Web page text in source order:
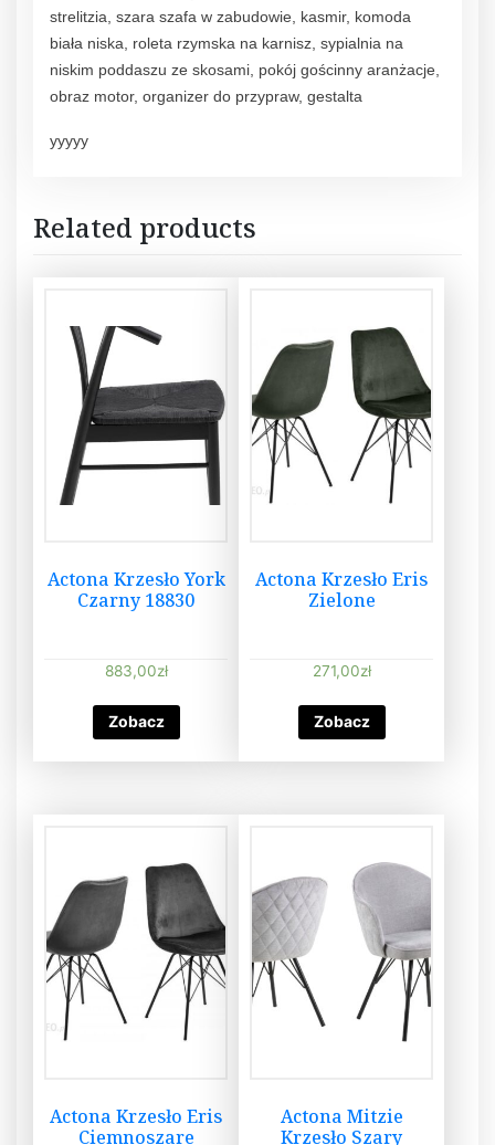
strelitzia, szara szafa w zabudowie, kasmir, komoda
biała niska, roleta rzymska na karnisz, sypialnia na
niskim poddaszu ze skosami, pokój gościnny aranżacje,
obraz motor, organizer do przypraw, gestalta
yyyyy
Related products
Actona Krzesło York
Czarny 18830
883,00zł
Zobacz
Actona Krzesło Eris
Zielone
271,00zł
Zobacz
Actona Krzesło Eris
Ciemnoszare
Actona Mitzie
Krzesło Szary